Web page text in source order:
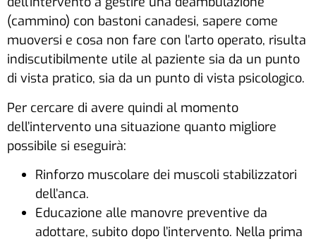
(cammino) con bastoni canadesi, sapere come
muoversi e cosa non fare con l’arto operato, risulta
indiscutibilmente utile al paziente sia da un punto
di vista pratico, sia da un punto di vista psicologico.
Per cercare di avere quindi al momento
dell’intervento una situazione quanto migliore
possibile si eseguirà:
Rinforzo muscolare dei muscoli stabilizzatori
dell’anca.
Educazione alle manovre preventive da
adottare, subito dopo l’intervento. Nella prima